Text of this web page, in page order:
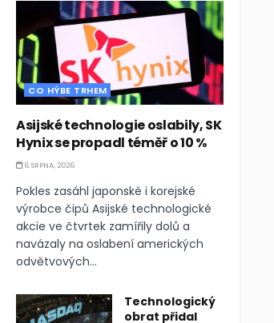
CO HÝBE TRHEM
Asijské technologie oslabily, SK
Hynix se propadl téměř o 10 %
6 SRPNA, 2026
Pokles zasáhl japonské i korejské
výrobce čipů Asijské technologické
akcie ve čtvrtek zamířily dolů a
navázaly na oslabení amerických
odvětvových...
Technologický
obrat přidal